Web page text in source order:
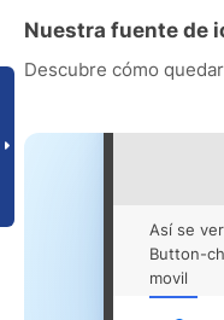
Nuestra fuente de
Descubre cómo
Así se
Button-
movil